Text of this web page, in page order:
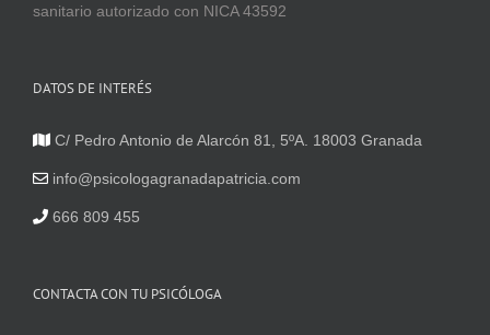
sanitario autorizado con NICA 43592
DATOS DE INTERÉS
C/ Pedro Antonio de Alarcón 81, 5ºA. 18003 Granada
info@psicologagranadapatricia.com
666 809 455
CONTACTA CON TU PSICÓLOGA